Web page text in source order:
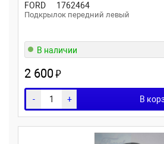
FORD 1762464
Подкрылок передний левый
В наличии
2 600₽
- + В